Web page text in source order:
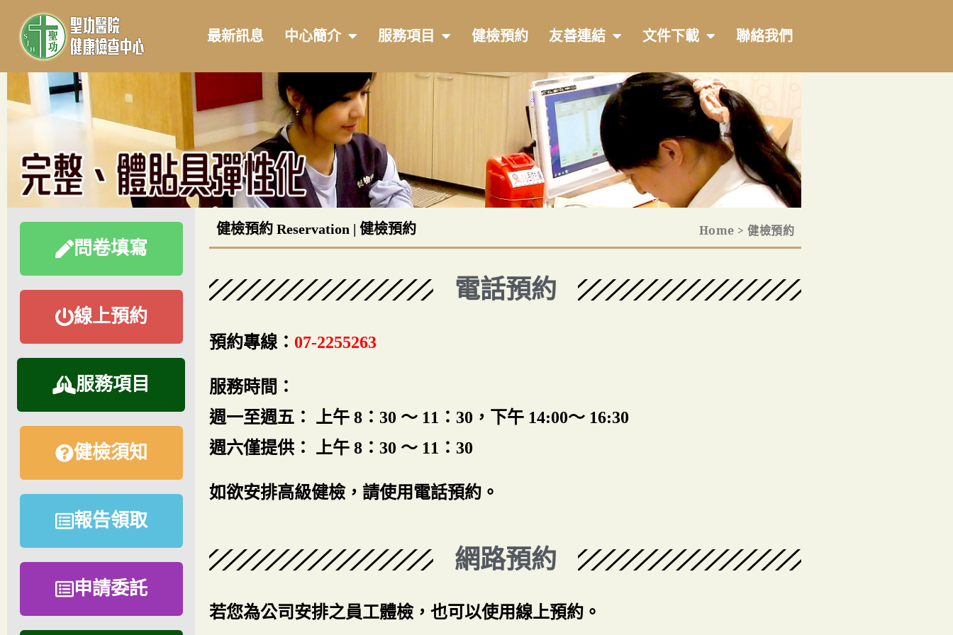
最新訊息 中心簡介 服務項目 健檢預約 友善連結 文件下載 聯絡我們
問卷填寫
線上預約
服務項目
健檢須知
報告領取
申請委託
健檢預約 Reservation | 健檢預約 Home > 健檢預約
電話預約
預約專線： 07-2255263
服務時間：
週一至週五： 上午 8：30 ～ 11：30，下午 14:00～ 16:30
週六僅提供： 上午 8：30 ～ 11：30
如欲安排高級健檢，請使用電話預約。
網路預約
若您為公司安排之員工體檢，也可以使用線上預約。